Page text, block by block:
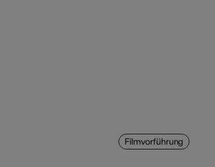
Filmvorführung